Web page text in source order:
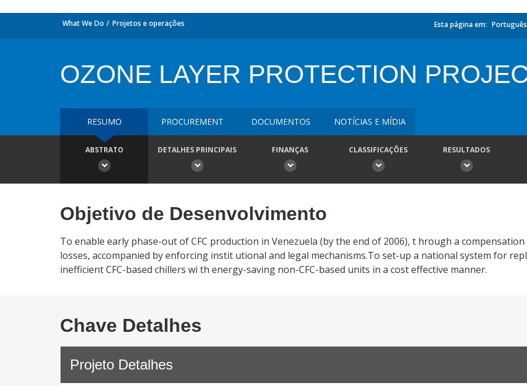
What We Do Projetos e operações Esta página em: Português
OZONE LAYER PROTECTION
RESUMO PROCUREMENT DOCUMENTOS NOTÍCIAS E MÍDIA
ABSTRATO DETALHES PRINCIPAIS FINANÇAS CLASSIFICAÇÕES RESULTADOS
Objetivo de Desenvolvimento
To enable early phase-out of CFC production in Venezuela (by the end of 2006), t hrough a
losses, accompanied by enforcing instit utional and legal mechanisms.To set-up a national system for
inefficient CFC-based chillers wi th energy-saving non-CFC-based units in a cost effective manner.
Chave Detalhes
Projeto Detalhes